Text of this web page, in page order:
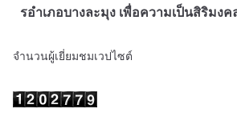
รอำเภอบางละมุง เพื่อความเป็นสิริมง
จำนวนผู้เยี่ยมชมเวปไซต์